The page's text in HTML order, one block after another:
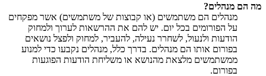
מה הם מנהלים?
מנהלים הם משתמשים (או קבוצות של משתמשים) אשר מפקחים
על הפורומים בכל יום. יש להם את ההרשאות לערוך ולמחוק
הודעות ולנעול, לשחרר נעילה, להעביר, למחוק ולפצל נושאים
בפורום אותו הם מנהלים. בדרך כלל, מנהלים נקבעו כדי למנוע
ממשתמשים מלצאת מהנושא או משליחת הודעות הפוגעות
בפורום.